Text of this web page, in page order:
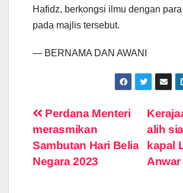
Hafidz, berkongsi ilmu dengan
pada majlis tersebut.
— BERNAMA DAN AWANI
Post
navigation
alih
kapal
Anwar
Perdana Menteri
merasmikan
Sambutan Hari Belia
Negara 2023